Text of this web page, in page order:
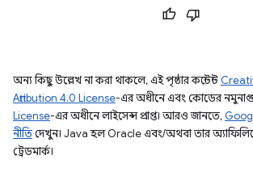
অন্য কিছু উল্লেখ না করা থাকলে, এই পৃষ্ঠার কন্টেন্ট
Attribution 4.0 License-এর অধীনে এবং কোডের
License-এর অধীনে লাইসেন্স প্রাপ্ত। আরও জানতে,
নীতিদেখুন। Java হল Oracle এবং/অথবা তার
ট্রেডমার্ক।